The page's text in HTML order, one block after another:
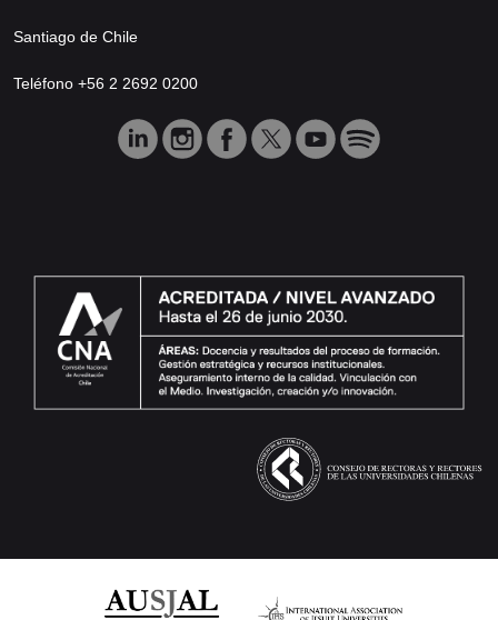
Santiago de Chile
Teléfono +56 2 2692 0200